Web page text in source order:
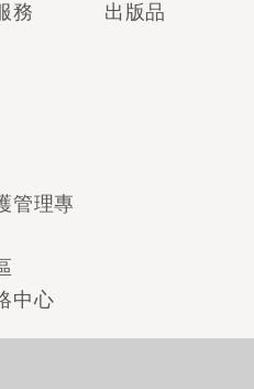
務
管理專
中心
出版品